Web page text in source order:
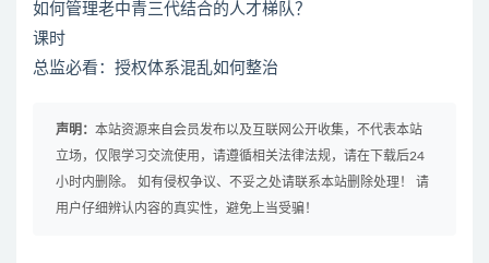
如何管理老中青三代结合的人才梯队？
课时
总监必看：授权体系混乱如何整治
声明： 本站资源来自会员发布以及互联网公开收集，不代表本站
立场，仅限学习交流使用，请遵循相关法律法规，请在下载后24
小时内删除。 如有侵权争议、不妥之处请联系本站删除处理！ 请
用户仔细辨认内容的真实性，避免上当受骗！